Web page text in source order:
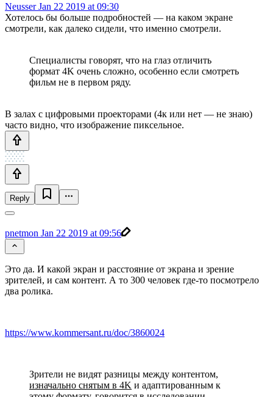
NeusserJan 22 2019 at 09:30
Хотелось бы больше подробностей — на каком экране
смотрели, как далеко сидели, что именно смотрели.
Специалисты говорят, что на глаз отличить
формат 4K очень сложно, особенно если смотреть
фильм не в первом ряду.
В залах с цифровыми проекторами (4к или нет — не знаю)
часто видно, что изображение пиксельное.
Reply
pnetmon Jan 22 2019 at 09:56
Это да. И какой экран и расстояние от экрана и зрение
зрителей, и сам контент. А то 300 человек где-то посмотрело
два ролика.
https://www.kommersant.ru/doc/3860024
Зрители не видят разницы между контентом,
изначально снятым в 4K и адаптированным к